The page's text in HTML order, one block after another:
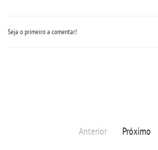
Seja o primeiro a comentar!
Anterior Próximo